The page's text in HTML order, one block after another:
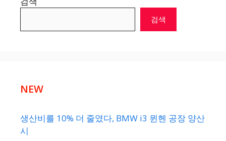
검색
NEW
생산비를 10% 더 줄였다, BMW i3 뮌헨 공장 양산
시